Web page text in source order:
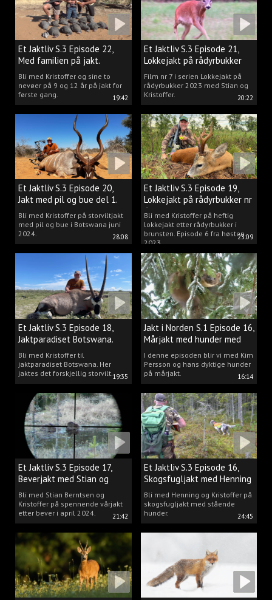
19:42
Et Jaktliv S.3 Episode 22,
Med familien på jakt.
Bli med Kristoffer og sine to
nevøer på 9 og 12 år på jakt for
første gang.
20:22
Et Jaktliv S.3 Episode 21,
Lokkejakt på rådyrbukker
med Stian og Kristoffer
Film nr 7 i serien Lokkejakt på
rådyrbukker 2023 med Stian og
Kristoffer.
28:08
Et Jaktliv S.3 Episode 20,
Jakt med pil og bue del 1.
Bli med Kristoffer på storviltjakt
med pil og bue i Botswana juni
2024.
23:09
Et Jaktliv S.3 Episode 19,
Lokkejakt på rådyrbukker nr
6
Bli med Kristoffer på heftig
lokkejakt etter rådyrbukker i
brunsten. Episode 6 fra høsten
2023.
19:35
Et Jaktliv S.3 Episode 18,
Jaktparadiset Botswana.
Bli med Kristoffer til
jaktparadiset Botswana. Her
jaktes det forskjellig storvilt.
16:14
Jakt i Norden S.1 Episode 16,
Mårjakt med hunder med
Kim Persson
I denne episoden blir vi med Kim
Persson og hans dyktige hunder
på mårjakt.
21:42
Et Jaktliv S.3 Episode 17,
Beverjakt med Stian og
Kristoffer
Bli med Stian Berntsen og
Kristoffer på spennende vårjakt
etter bever i april 2024.
24:45
Et Jaktliv S.3 Episode 16,
Skogsfugljakt med Henning
Mathisen
Bli med Henning og Kristoffer på
skogsfugljakt med stående
hunder.